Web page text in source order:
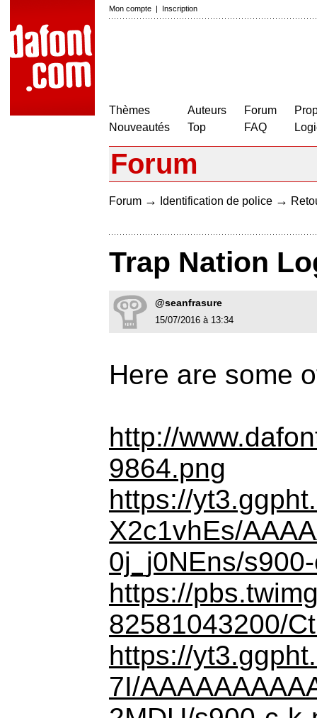
Mon compte | Inscription
Thèmes
Nouveautés
Auteurs
Top
Forum
FAQ
Forum
Forum → Identification de police →
Trap Nation
@seanfrasure
15/07/2016 à 13:34
Here are some
http://
9864.png
https://
X2c1vhEs/
0j_j0NEns/
https://
82581043200/
https://
7I/